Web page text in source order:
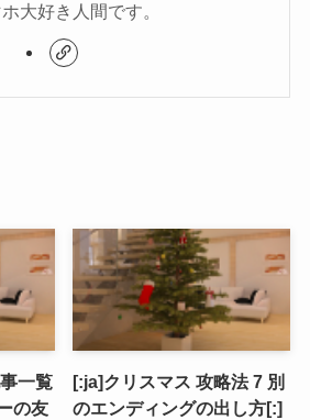
大好き人間です。
一覧
の友
[:ja]クリスマス 攻略法 7 別
のエンディングの出し方[:]